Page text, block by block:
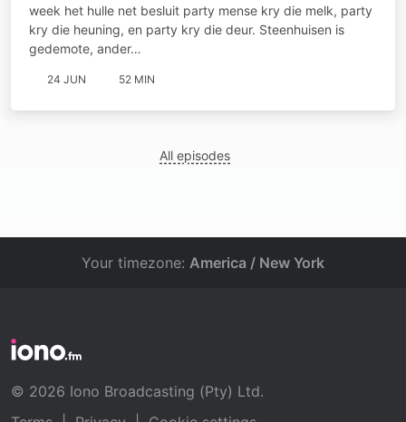
week het hulle net besluit party mense kry die melk, party
kry die heuning, en party kry die deur. Steenhuisen is
gedemote, ander…
24 JUN 52 MIN
All episodes
Your timezone: America / New York
© 2026 Iono Broadcasting (Pty) Ltd.